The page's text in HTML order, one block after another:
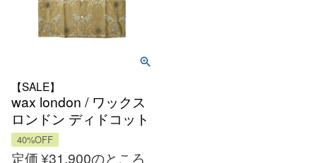
【SALE】
wax london / ワックス
ロンドン ディドコット
エンブロイダリー ハワ
イアンオープンカラー
40%OFF
定価¥31,900のところ